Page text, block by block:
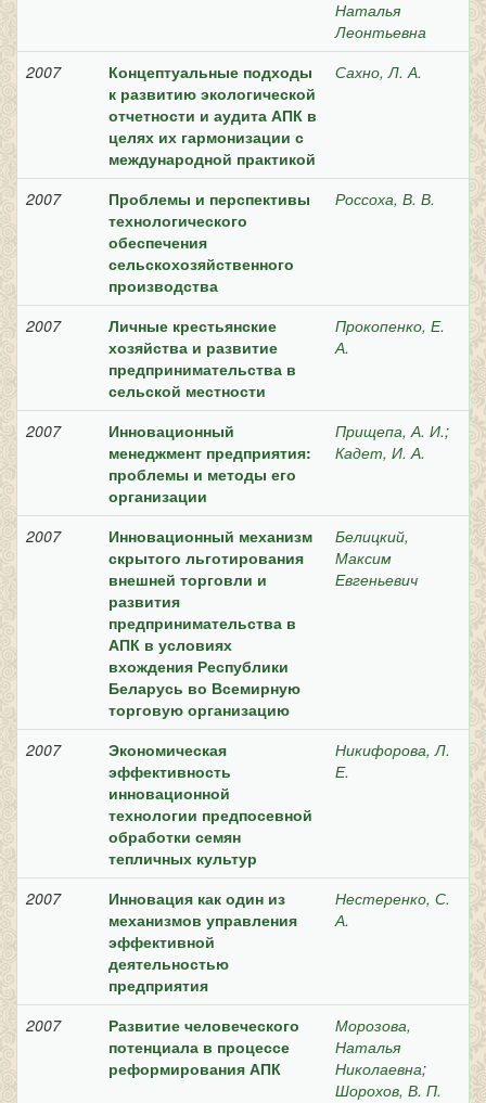
Наталья
Леонтьевна
2007
Концептуальные подходы
к развитию экологической
отчетности и аудита АПК в
целях их гармонизации с
международной практикой
Сахно, Л. А.
2007
Проблемы и перспективы
технологического
обеспечения
сельскохозяйственного
производства
Россоха, В. В.
2007
Личные крестьянские
хозяйства и развитие
предпринимательства в
сельской местности
Прокопенко, Е.
А.
2007
Инновационный
менеджмент предприятия:
проблемы и методы его
организации
Прищепа, А. И.;
Кадет, И. А.
2007
Инновационный механизм
скрытого льготирования
внешней торговли и
развития
предпринимательства в
АПК в условиях
вхождения Республики
Беларусь во Всемирную
торговую организацию
Белицкий,
Максим
Евгеньевич
2007
Экономическая
эффективность
инновационной
технологии предпосевной
обработки семян
тепличных культур
Никифорова, Л.
Е.
2007
Инновация как один из
механизмов управления
эффективной
деятельностью
предприятия
Нестеренко, С.
А.
2007
Развитие человеческого
потенциала в процессе
реформирования АПК
Морозова,
Наталья
Николаевна;
Шорохов, В. П.